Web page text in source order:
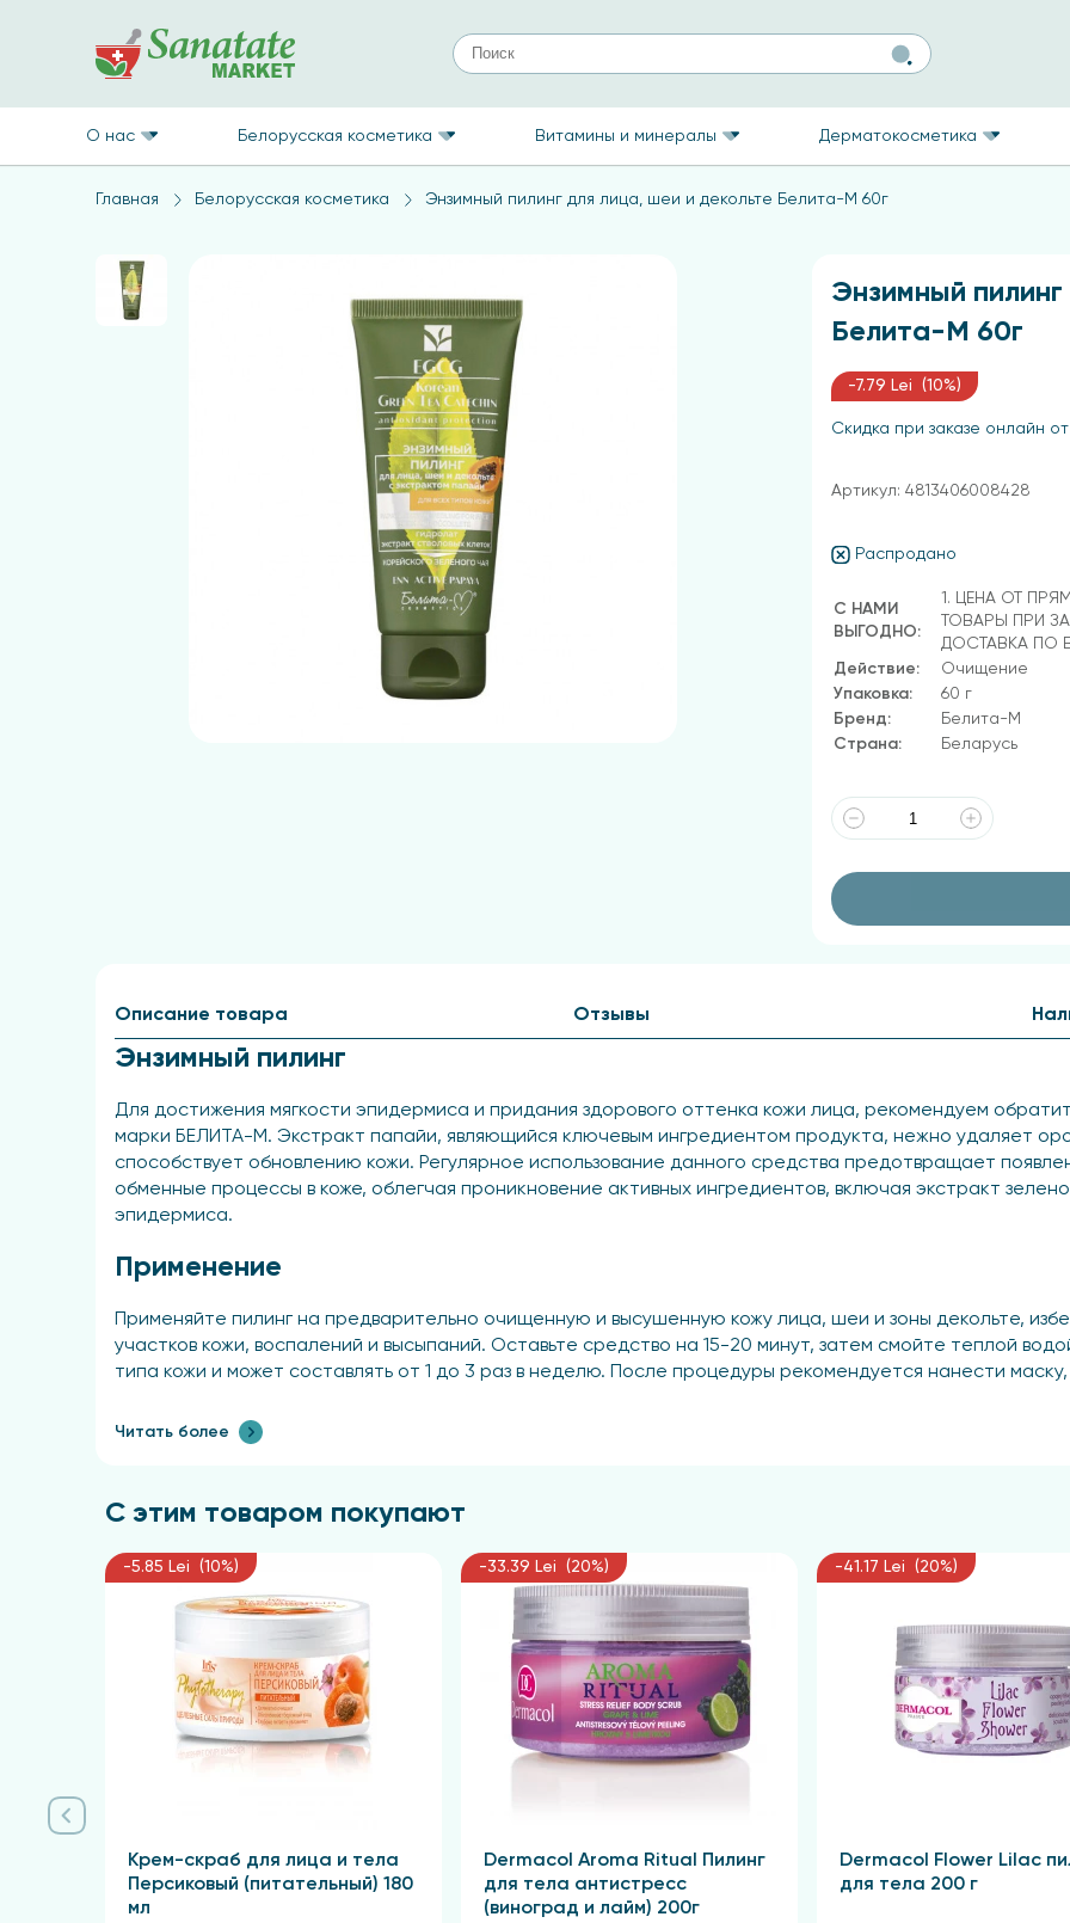
О нас Белорусская косметика Витамины и минералы Дерматокосметика
Главная Белорусская косметика Энзимный пилинг для лица, шеи и декольте Белита-М 60г
Энзимный
Белита-М 60г
-7.79 Lei (10%)
Скидка при заказе онлайн
Распродано
С НАМИ
ВЫГОДНО:
1. ЦЕНА ОТ
ТОВАРЫ ПРИ
ДОСТАВКА ПО
Действие:
Очищение
Упаковка:
60 г
Бренд:
Белита-М
Страна:
Беларусь
Артикул: 4813406008428
Описание товара
Энзимный пилинг
Для достижения мягкости эпидермиса и придания здорового оттенка кожи лица, рекомендуем
марки БЕЛИТА-М. Экстракт папайи, являющийся ключевым ингредиентом продукта, нежно удаляет
способствует обновлению кожи. Регулярное использование данного средства предотвращает
обменные процессы в коже, облегчая проникновение активных ингредиентов, включая экстракт
эпидермиса.
Применение
Применяйте пилинг на предварительно очищенную и высушенную кожу лица, шеи и зоны декольте,
участков кожи, воспалений и высыпаний. Оставьте средство на 15-20 минут, затем смойте теплой
типа кожи и может составлять от 1 до 3 раз в неделю. После процедуры рекомендуется нанести
Читать более
Отзывы
С этим товаром покупают
-5.85 Lei (10%)
Крем-скраб для лица и тела
Персиковый (питательный) 180
мл
-33.39 Lei (20%)
Dermacol Aroma Ritual Пилинг
для тела антистресс
(виноград и лайм) 200г
-41.17 Lei (20%)
Dermacol Flower Lilac
для тела 200 г